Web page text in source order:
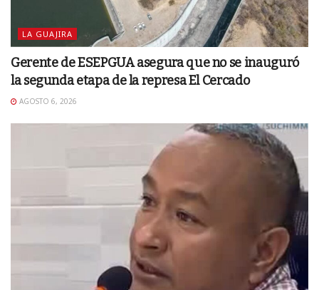
LA GUAJIRA
Gerente de ESEPGUA asegura que no se inauguró
la segunda etapa de la represa El Cercado
AGOSTO 6, 2026